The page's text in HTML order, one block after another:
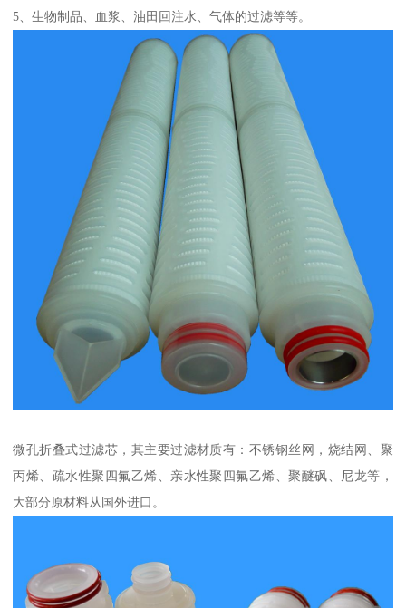
5、生物制品、血浆、油田回注水、气体的过滤等等。
微孔折叠式过滤芯，其主要过滤材质有：不锈钢丝网，烧结网、聚
丙烯、疏水性聚四氟乙烯、亲水性聚四氟乙烯、聚醚砜、尼龙等，
大部分原材料从国外进口。